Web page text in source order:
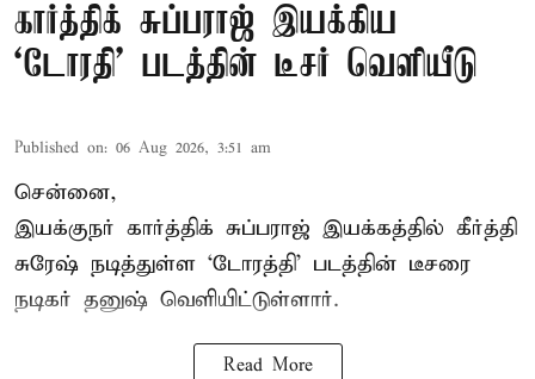
கார்த்திக் சுப்பராஜ் இயக்கிய
`டோரதி' படத்தின் டீசர் வெளியீடு
Published on: 06 Aug 2026, 3:51 am
சென்னை,
இயக்குநர் கார்த்திக் சுப்பராஜ் இயக்கத்தில் கீர்த்தி
சுரேஷ் நடித்துள்ள `டோரத்தி' படத்தின் டீசரை
நடிகர் தனுஷ் வெளியிட்டுள்ளார்.
Read More